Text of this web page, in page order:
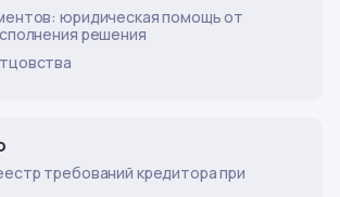
юридическая помощь от
решения
требований кредитора при